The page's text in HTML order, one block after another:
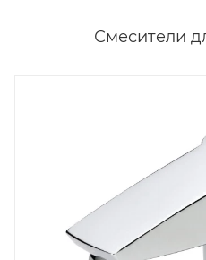
Смесители